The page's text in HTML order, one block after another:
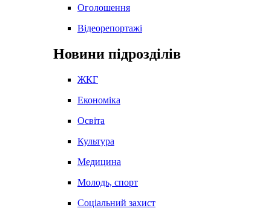
Оголошення
Відеорепортажі
Новини підрозділів
ЖКГ
Економіка
Освіта
Культура
Медицина
Молодь, спорт
Соціальний захист